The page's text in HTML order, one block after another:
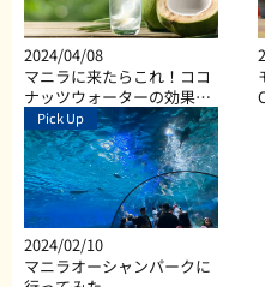
2024/04/08
マニラに来たらこれ！ココ
ナッツウォーターの効果と
は？
Pick Up
2024/02/10
マニラオーシャンパークに